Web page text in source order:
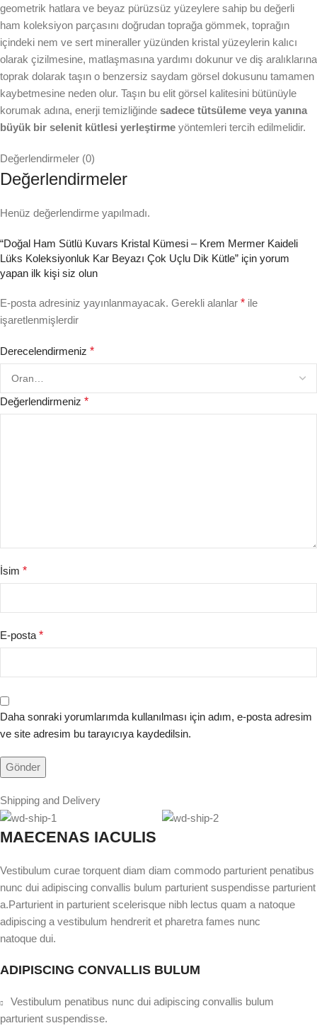
geometrik hatlara ve beyaz pürüzsüz yüzeylere sahip bu değerli
ham koleksiyon parçasını doğrudan toprağa gömmek, toprağın
içindeki nem ve sert mineraller yüzünden kristal yüzeylerin kalıcı
olarak çizilmesine, matlaşmasına yardımı dokunur ve diş aralıklarına
toprak dolarak taşın o benzersiz saydam görsel dokusunu tamamen
kaybetmesine neden olur. Taşın bu elit görsel kalitesini bütünüyle
korumak adına, enerji temizliğinde sadece tütsüleme veya yanına
büyük bir selenit kütlesi yerleştirme yöntemleri tercih edilmelidir.
Değerlendirmeler (0)
Değerlendirmeler
Henüz değerlendirme yapılmadı.
“Doğal Ham Sütlü Kuvars Kristal Kümesi – Krem Mermer Kaideli
Lüks Koleksiyonluk Kar Beyazı Çok Uçlu Dik Kütle” için yorum
yapan ilk kişi siz olun
E-posta adresiniz yayınlanmayacak. Gerekli alanlar * ile
işaretlenmişlerdir
Derecelendirmeniz *
Değerlendirmeniz *
İsim *
E-posta *
Daha sonraki yorumlarımda kullanılması için adım, e-posta adresim
ve site adresim bu tarayıcıya kaydedilsin.
Shipping and Delivery
MAECENAS IACULIS
Vestibulum curae torquent diam diam commodo parturient penatibus
nunc dui adipiscing convallis bulum parturient suspendisse parturient
a.Parturient in parturient scelerisque nibh lectus quam a natoque
adipiscing a vestibulum hendrerit et pharetra fames nunc
natoque dui.
ADIPISCING CONVALLIS BULUM
Vestibulum penatibus nunc dui adipiscing convallis bulum
parturient suspendisse.